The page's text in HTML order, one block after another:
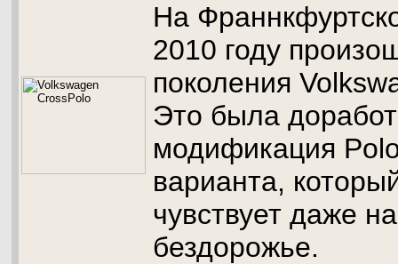
На
2010 году
поколения
Это была
модификация
варианта,
чувствует даже
бездорожье.